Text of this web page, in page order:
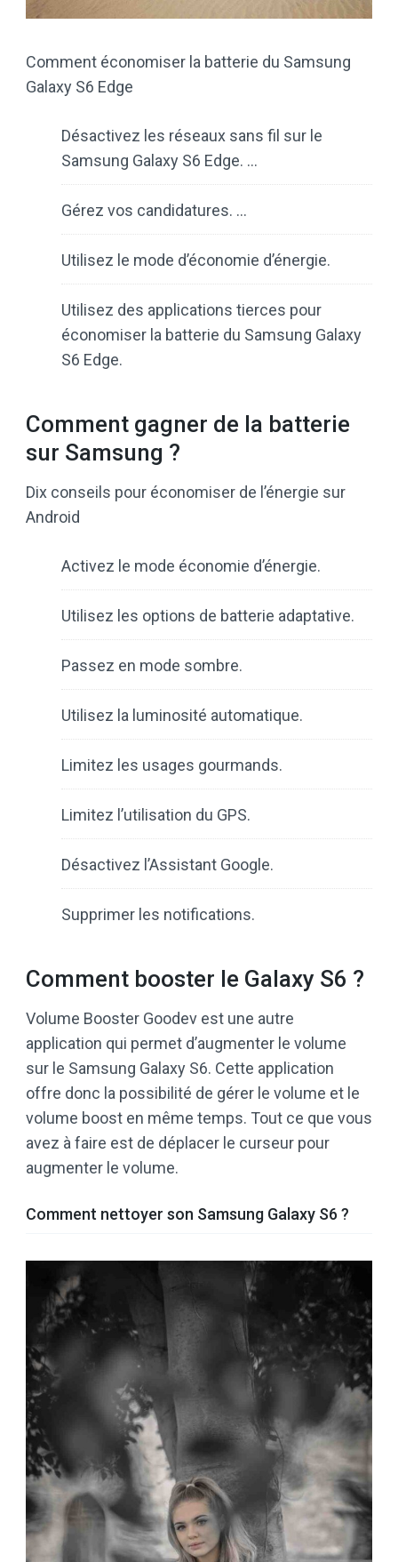
Comment économiser la batterie du Samsung
Galaxy S6 Edge
Désactivez les réseaux sans fil sur le
Samsung Galaxy S6 Edge. …
Gérez vos candidatures. …
Utilisez le mode d’économie d’énergie.
Utilisez des applications tierces pour
économiser la batterie du Samsung Galaxy
S6 Edge.
Comment gagner de la batterie
sur Samsung ?
Dix conseils pour économiser de l’énergie sur
Android
Activez le mode économie d’énergie.
Utilisez les options de batterie adaptative.
Passez en mode sombre.
Utilisez la luminosité automatique.
Limitez les usages gourmands.
Limitez l’utilisation du GPS.
Désactivez l’Assistant Google.
Supprimer les notifications.
Comment booster le Galaxy S6 ?
Volume Booster Goodev est une autre
application qui permet d’augmenter le volume
sur le Samsung Galaxy S6. Cette application
offre donc la possibilité de gérer le volume et le
volume boost en même temps. Tout ce que vous
avez à faire est de déplacer le curseur pour
augmenter le volume.
Comment nettoyer son Samsung Galaxy S6 ?